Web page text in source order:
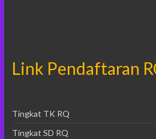
Link Pendaftaran
Tingkat TK RQ
Tingkat SD RQ